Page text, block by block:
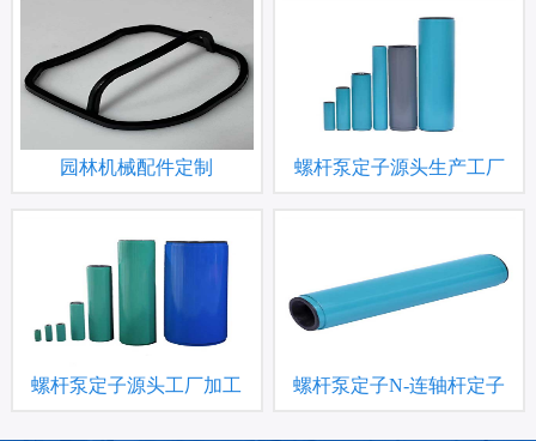
园林机械配件定制 螺杆泵定子源头生产工厂​​
螺杆泵定子源头工厂加工 螺杆泵定子N-连轴杆定子